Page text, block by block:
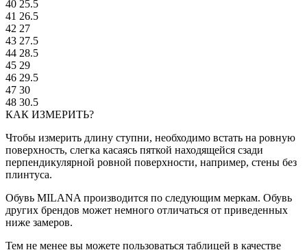
40 25.5
41 26.5
42 27
43 27.5
44 28.5
45 29
46 29.5
47 30
48 30.5
КАК ИЗМЕРИТЬ?
Чтобы измерить длину ступни, необходимо встать на ровную
поверхность, слегка касаясь пяткой находящейся сзади
перпендикулярной ровной поверхности, например, стены без
плинтуса.
Обувь MILANA производится по следующим меркам. Обувь
других брендов может немного отличаться от приведенных
ниже замеров.
Тем не менее вы можете пользоваться таблицей в качестве